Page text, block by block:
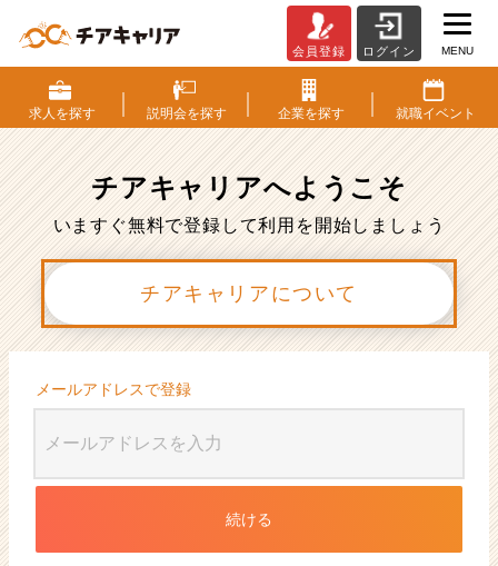
員
登
録
ベ
ン
チ
ャ
成
企
か
ら
ス
カ
ウ
届
会員登録 ログイン MENU
求人を探す 説明会を探す 企業を探す 就職イベント
チアキャリアへようこそ
いますぐ無料で登録して利用を開始しましょう
チアキャリアについて
メールアドレスで登録
続ける